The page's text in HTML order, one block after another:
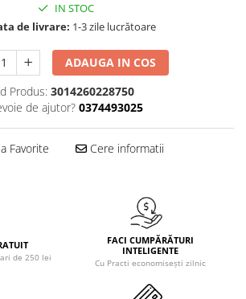
rugina si
conditioner
de par
IN STOC
de livrare: 1-3 zile lucrătoare
ADAUGA IN COS
Produs: 3014260228750
de ajutor? 0374493025
Favorite Cere informatii
de 250 lei
FACI CUMPĂRĂTURI
INTELIGENTE
Cu Practi economisești zilnic